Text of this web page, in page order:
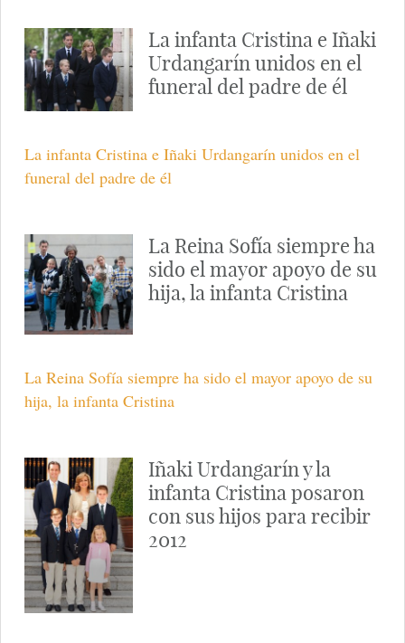
La infanta Cristina e Iñaki
Urdangarín unidos en el
funeral del padre de él
La infanta Cristina e Iñaki Urdangarín unidos en el
funeral del padre de él
La Reina Sofía siempre ha
sido el mayor apoyo de su
hija, la infanta Cristina
La Reina Sofía siempre ha sido el mayor apoyo de su
hija, la infanta Cristina
Iñaki Urdangarín y la
infanta Cristina posaron
con sus hijos para recibir
2012